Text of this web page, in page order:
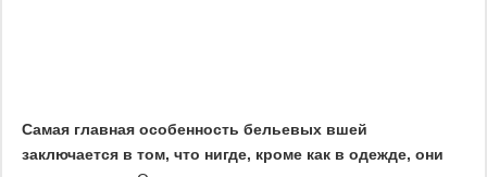
Самая главная особенность бельевых вшей
заключается в том, что нигде, кроме как в одежде, они